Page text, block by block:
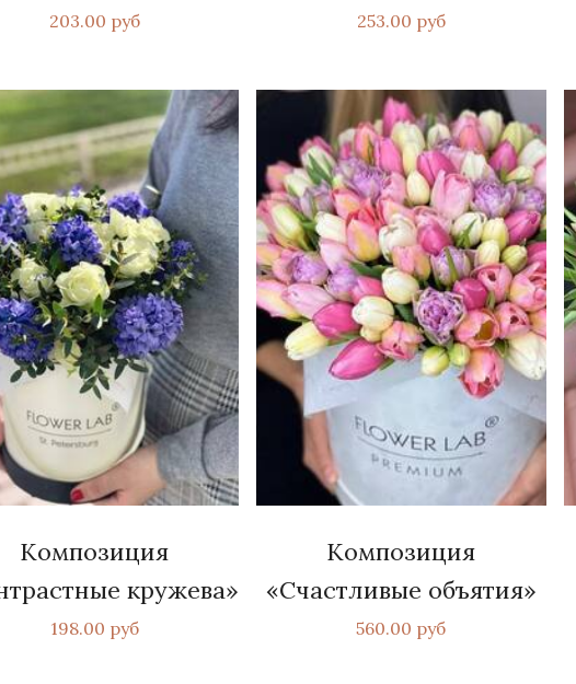
203.00 руб 253.00 руб
Композиция
кружева»
198.00 руб
Композиция
«Счастливые объятия»
560.00 руб